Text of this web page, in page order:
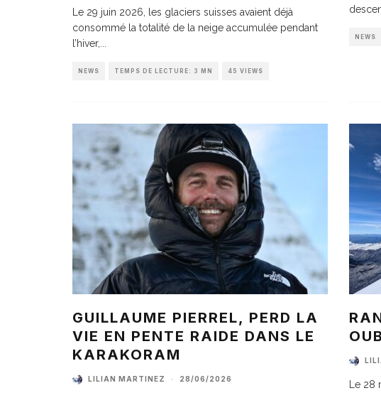
Le 29 juin 2026, les glaciers suisses avaient déjà
consommé la totalité de la neige accumulée pendant
l’hiver,
NEWS TEMPS DE LECTURE: 3 MN 45 VIEWS
NEWS
GUILLAUME PIERREL, PERD LA
VIE EN PENTE RAIDE DANS LE
KARAKORAM
LILIAN MARTINEZ · 28/06/2026
Le